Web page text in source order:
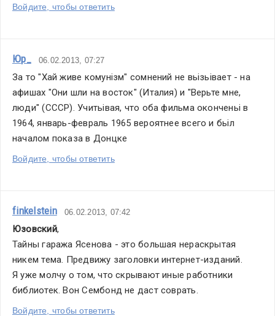
Войдите, чтобы ответить
Юр_ 06.02.2013, 07:27
За то "Хай живе комунізм" сомнений не вьізьівает - на
афишах "Они шли на восток" (Италия) и "Верьте мне,
люди" (СССР). Учитьівая, что оба фильма оконченьі в
1964, январь-февраль 1965 вероятнее всего и бьіл
началом показа в Донцке
Войдите, чтобы ответить
finkelstein 06.02.2013, 07:42
Юзовский,
Тайны гаража Ясенова - это большая нераскрытая
никем тема. Предвижу заголовки интернет-изданий.
Я уже молчу о том, что скрывают иные работники
библиотек. Вон Сембонд не даст соврать.
Войдите, чтобы ответить